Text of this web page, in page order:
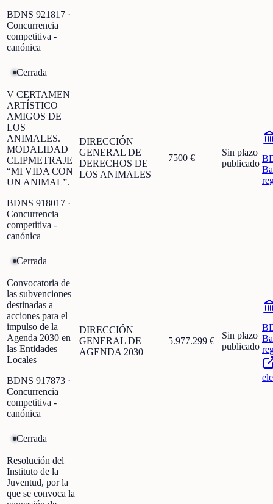
BDNS 921817 ·
Concurrencia
competitiva -
canónica
Cerrada
V CERTAMEN
ARTÍSTICO
AMIGOS DE
LOS
ANIMALES.
MODALIDAD
CLIPMETRAJE
“MI VIDA CON
UN ANIMAL”.
BDNS 918017 ·
Concurrencia
competitiva -
canónica
DIRECCIÓN
GENERAL DE
DERECHOS DE
LOS ANIMALES
7500 €
Sin plazo
publicado
Cerrada
Convocatoria de
las subvenciones
destinadas a
acciones para el
impulso de la
Agenda 2030 en
las Entidades
Locales
BDNS 917873 ·
Concurrencia
competitiva -
canónica
DIRECCIÓN
GENERAL DE
AGENDA 2030
5.977.299 €
Sin plazo
publicado
Cerrada
Resolución del
Instituto de la
Juventud, por la
que se convoca la